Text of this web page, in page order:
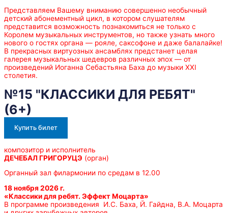
Представляем Вашему вниманию совершенно необычный
детский абонементный цикл, в котором слушателям
представится возможность познакомиться не только с
Королем музыкальных инструментов, но также узнать много
нового о гостях органа — рояле, саксофоне и даже балалайке!
В прекрасных виртуозных ансамблях предстанет целая
галерея музыкальных шедевров различных эпох — от
произведений Иоганна Себастьяна Баха до музыки XXI
столетия.
№15 "КЛАССИКИ ДЛЯ РЕБЯТ"
(6+)
Купить билет
композитор и исполнитель
ДЕЧЕБАЛ ГРИГОРУЦЭ (орган)
Органный зал филармонии по средам в 12.00
18 ноября 2026 г.
«Классики для ребят. Эффект Моцарта»
В программе произведения И.С. Баха, Й. Гайдна, В.А. Моцарта